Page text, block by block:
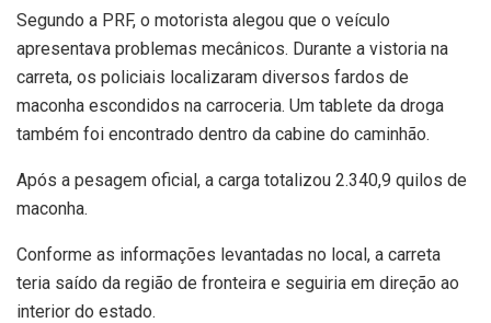
Segundo a PRF, o motorista alegou que o veículo
apresentava problemas mecânicos. Durante a vistoria na
carreta, os policiais localizaram diversos fardos de
maconha escondidos na carroceria. Um tablete da droga
também foi encontrado dentro da cabine do caminhão.
Após a pesagem oficial, a carga totalizou 2.340,9 quilos de
maconha.
Conforme as informações levantadas no local, a carreta
teria saído da região de fronteira e seguiria em direção ao
interior do estado.